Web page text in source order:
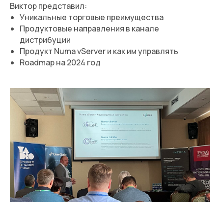
Виктор представил:
Уникальные торговые преимущества
Продуктовые направления в канале
дистрибуции
Продукт Numa vServer и как им управлять
Roadmap на 2024 год